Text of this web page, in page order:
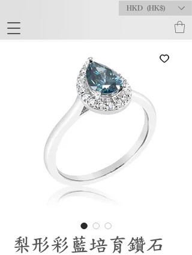
HKD (HK$)
梨形彩藍培育鑽石